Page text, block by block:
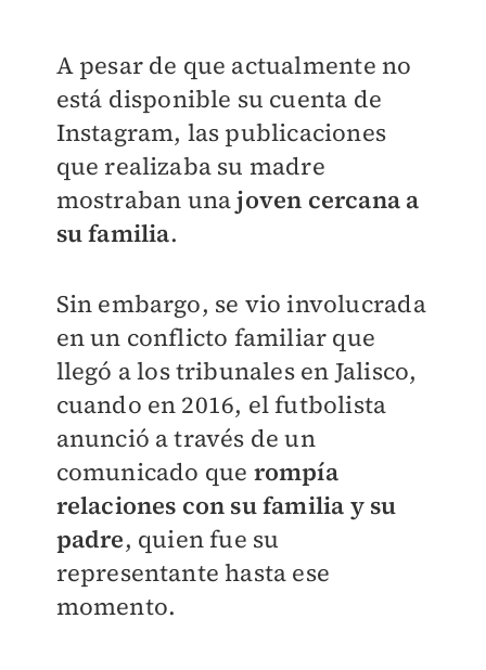
A pesar de que actualmente no
está disponible su cuenta de
Instagram, las publicaciones
que realizaba su madre
mostraban unajoven cercana a
su familia.
Sin embargo, se vio involucrada
en un conflicto familiar que
llegó a los tribunales en Jalisco,
cuando en 2016, el futbolista
anunció a través de un
comunicado que rompía
relaciones con su familia y su
padre, quien fue su
representante hasta ese
momento.